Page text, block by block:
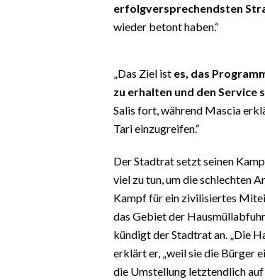
erfolgversprechendsten
wieder betont haben.“
„Das Ziel ist es, das
zu erhalten und den Service
Salis fort, während Mascia
Tari einzugreifen.“
Der Stadtrat setzt seinen
viel zu tun, um die schlechten
Kampf für ein zivilisiertes
das Gebiet der
kündigt der Stadtrat an. „Die
erklärt er, „weil sie die Bürger
die Umstellung letztendlich